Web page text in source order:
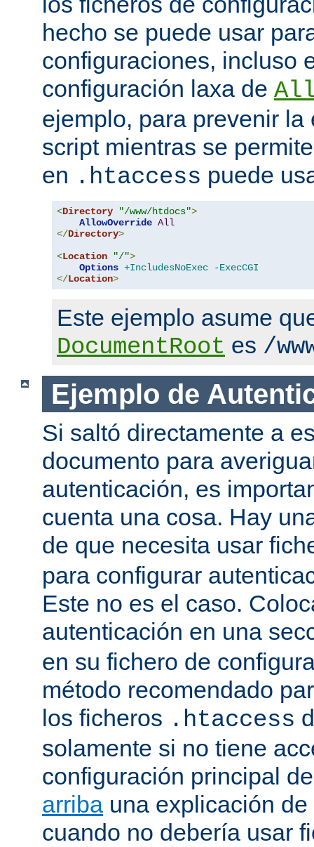
hecho se puede usar
configuraciones, incluso
configuración laxa de
ejemplo, para prevenir la
script mientras se
en .htaccess puede
<Directory "/www/htdocs">
AllowOverride All
</Directory>
<Location "/">
Options +IncludesNoExec
-ExecCGI
</Location>
Este ejemplo asume
DocumentRoot es /
Ejemplo de
Si saltó directamente a
documento para
autenticación, es
cuenta una cosa. Hay
de que necesita usar
para configurar
Este no es el caso.
autenticación en una
en su fichero de
método recomendado
los ficheros .htaccess
solamente si no tiene
configuración principal
arriba una explicación
cuando no debería usar